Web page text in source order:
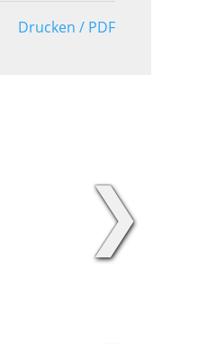
Drucken / PDF
❯